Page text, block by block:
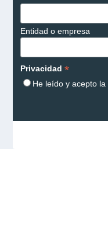
Entidad o empresa
Privacidad *
He leído y acepto la